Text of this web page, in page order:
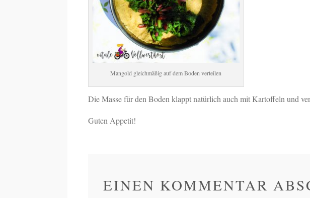
Mangold gleichmäßig auf dem Boden verteilen
Die Masse für den Boden klappt natürlich auch mit Kartoffeln und
Guten Appetit!
EINEN KOMMENTAR